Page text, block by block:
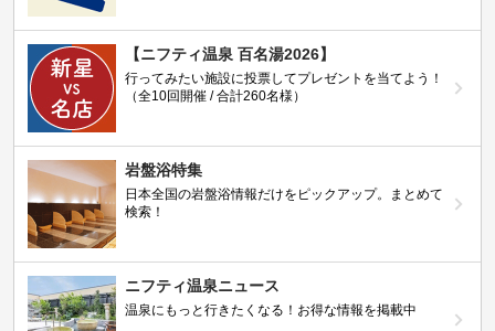
【ニフティ温泉 百名湯2026】
行ってみたい施設に投票してプレゼントを当てよう！
（全10回開催 / 合計260名様）
岩盤浴特集
日本全国の岩盤浴情報だけをピックアップ。まとめて
検索！
ニフティ温泉ニュース
温泉にもっと行きたくなる！お得な情報を掲載中